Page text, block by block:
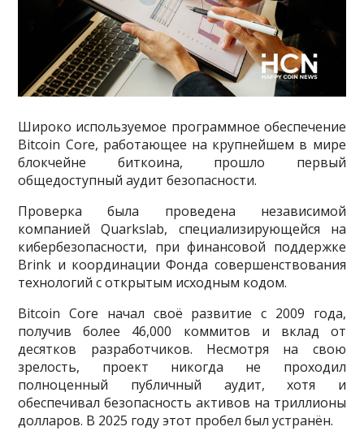
Широко используемое программное обеспечение
Bitcoin Core, работающее на крупнейшем в мире
блокчейне биткоина, прошло первый
общедоступный аудит безопасности.
Проверка была проведена независимой
компанией Quarkslab, специализирующейся на
кибербезопасности, при финансовой поддержке
Brink и координации Фонда совершенствования
технологий с открытым исходным кодом.
Bitcoin Core начал своё развитие с 2009 года,
получив более 46,000 коммитов и вклад от
десятков разработчиков. Несмотря на свою
зрелость, проект никогда не проходил
полноценный публичный аудит, хотя и
обеспечивал безопасность активов на триллионы
долларов. В 2025 году этот пробел был устранён.